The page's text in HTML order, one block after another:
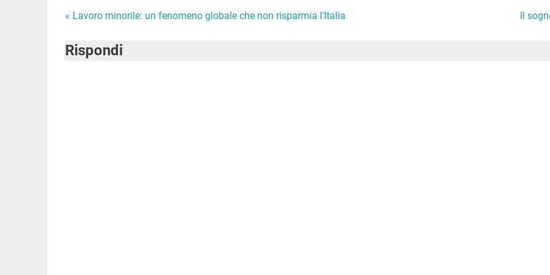
Navigazione
articoli
« Lavoro minorile: un fenomeno globale che non risparmia l’Italia Il
Rispondi